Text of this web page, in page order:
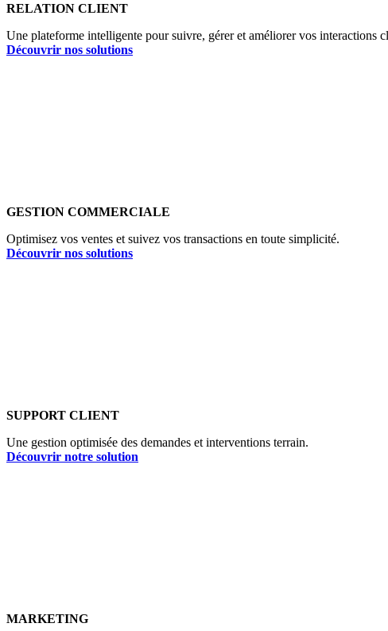
RELATION CLIENT
Une plateforme intelligente pour suivre, gérer et améliorer vos interactions
Découvrir nos solutions
GESTION COMMERCIALE
Optimisez vos ventes et suivez vos transactions en toute simplicité.
Découvrir nos solutions
SUPPORT CLIENT
Une gestion optimisée des demandes et interventions terrain.
Découvrir notre solution
MARKETING